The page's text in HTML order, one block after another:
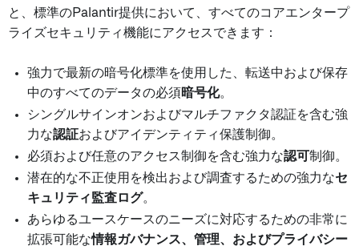
と、標準のPalantir提供において、すべてのコアエンタープ
ライズセキュリティ機能にアクセスできます：
強力で最新の暗号化標準を使用した、転送中および保存
中のすべてのデータの必須暗号化。
シングルサインオンおよびマルチファクタ認証を含む強
力な認証およびアイデンティティ保護制御。
必須および任意のアクセス制御を含む強力な認可 制御。
潜在的な不正使用を検出および調査するための強力なセ
キュリティ監査ログ。
あらゆるユースケースのニーズに対応するための非常に
拡張可能な情報ガバナンス、管理、およびプライバシー